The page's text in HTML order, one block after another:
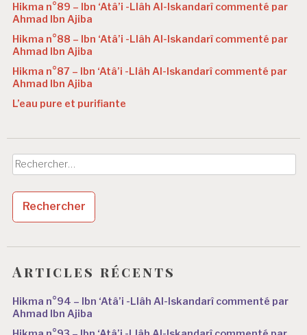
Hikma n°89 – Ibn ‘Atâ’i -Llâh Al-Iskandarî commenté par
Ahmad Ibn Ajiba
Hikma n°88 – Ibn ‘Atâ’i -Llâh Al-Iskandarî commenté par
Ahmad Ibn Ajiba
Hikma n°87 – Ibn ‘Atâ’i -Llâh Al-Iskandarî commenté par
Ahmad Ibn Ajiba
L’eau pure et purifiante
Rechercher :
Articles récents
Hikma n°94 – Ibn ‘Atâ’i -Llâh Al-Iskandarî commenté par
Ahmad Ibn Ajiba